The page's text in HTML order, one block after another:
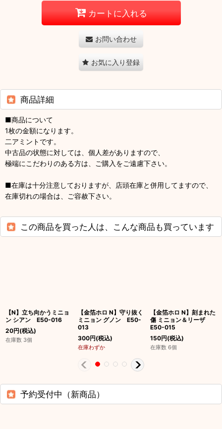
カートに入れる
お問い合わせ
お気に入り登録
商品詳細
■商品について
1枚の金額になります。
二アミントです。
中古品の状態に対しては、個人差がありますので、
極端にこだわりのある方は、ご購入をご遠慮下さい。
■在庫は十分注意しておりますが、店頭在庫と併用してますので、
在庫切れの場合は、ご容赦下さい。
この商品を買った人は、こんな商品も買っています
【N】立ち向かうミニョ
ン シアン E50-016
20円(税込)
在庫数 3個
【金箔ホロ N】守り抜く
ミニョン グノン E50-
013
300円(税込)
在庫わずか
【金箔ホロ N】刻まれた
傷 ミニョン＆リーザ
E50-015
150円(税込)
在庫数 6個
予約受付中（新商品）